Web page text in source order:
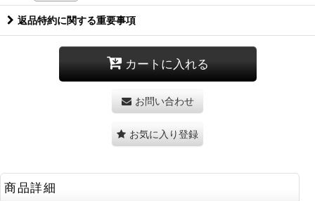
返品特約に関する重要事項
カートに入れる
お問い合わせ
お気に入り登録
商品詳細